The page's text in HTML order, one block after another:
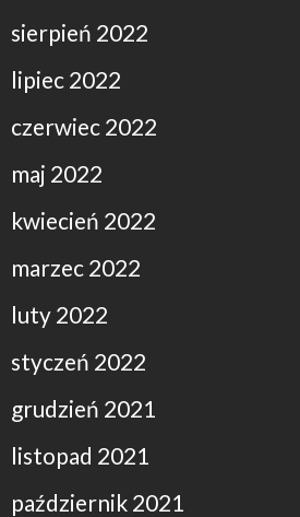
sierpień 2022
lipiec 2022
czerwiec 2022
maj 2022
kwiecień 2022
marzec 2022
luty 2022
styczeń 2022
grudzień 2021
listopad 2021
październik 2021